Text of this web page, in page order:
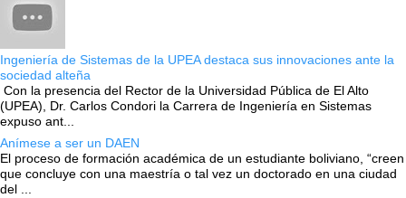
Ingeniería de Sistemas de la UPEA destaca sus innovaciones ante la
sociedad alteña
Con la presencia del Rector de la Universidad Pública de El Alto
(UPEA), Dr. Carlos Condori la Carrera de Ingeniería en Sistemas
expuso ant...
Anímese a ser un DAEN
El proceso de formación académica de un estudiante boliviano, “creen
que concluye con una maestría o tal vez un doctorado en una ciudad
del ...